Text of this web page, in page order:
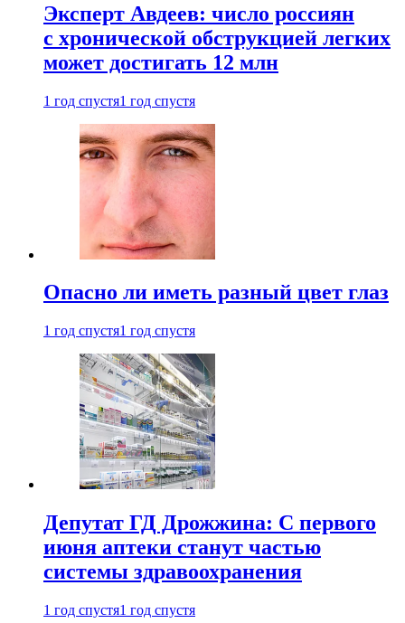
Эксперт Авдеев: число россиян
с хронической обструкцией легких
может достигать 12 млн
1 год спустя1 год спустя
Опасно ли иметь разный цвет глаз
1 год спустя1 год спустя
Депутат ГД Дрожжина: С первого
июня аптеки станут частью
системы здравоохранения
1 год спустя1 год спустя